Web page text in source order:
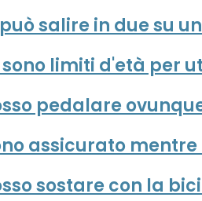
può salire in due su
sono limiti d'età per
pedalare
assicurato mentre
sostare con la